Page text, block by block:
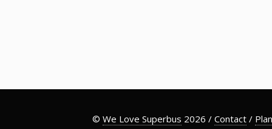
© We Love Superbus 2026 / Contact /